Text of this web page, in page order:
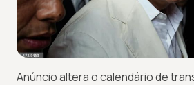
Anúncio altera o calendário de